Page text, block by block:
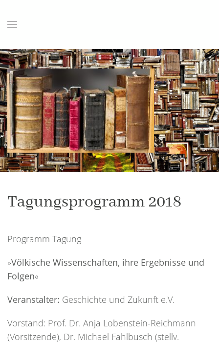
Tagungsprogramm 2018
Programm Tagung
»Völkische Wissenschaften, ihre Ergebnisse und
Folgen«
Veranstalter: Geschichte und Zukunft e.V.
Vorstand: Prof. Dr. Anja Lobenstein-Reichmann
(Vorsitzende), Dr. Michael Fahlbusch (stellv.